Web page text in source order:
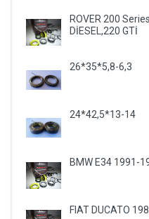
ROVER 200
DİESEL,220 GTİ
26*35*5,8-6,3
24*42,5*13-14
BMW E34 1991-
FIAT DUCATO